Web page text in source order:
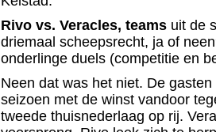
Rivo vs. Veracles, teams uit de
driemaal scheepsrecht, ja of
onderlinge duels (competitie en
Neen dat was het niet. De
seizoen met de winst vandoor
tweede thuisnederlaag op rij.